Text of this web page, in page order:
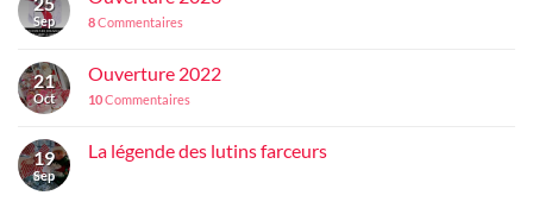
Sep 8Commentaires
21
Oct
Ouverture 2022
10Commentaires
19
Sep
La légende des lutins farceurs